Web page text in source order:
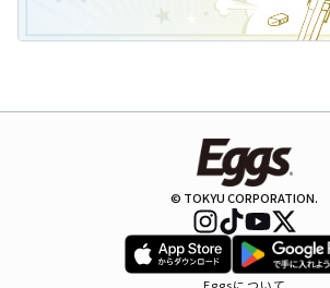
© TOKYU CORPORATION.